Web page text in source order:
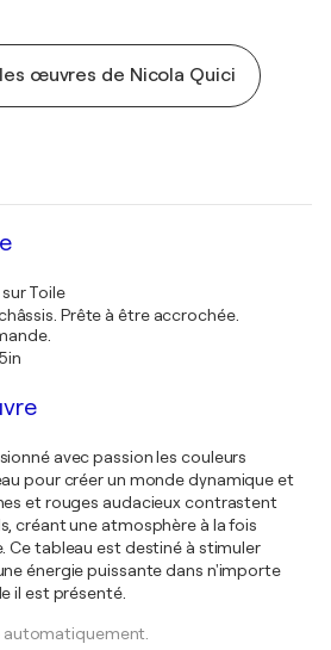
œuvres de Nicola Quici
Toile
Prête à être accrochée.
avec passion les couleurs
pour créer un monde dynamique et
et rouges audacieux contrastent
créant une atmosphère à la fois
tableau est destiné à stimuler
énergie puissante dans n'importe
il est présenté.